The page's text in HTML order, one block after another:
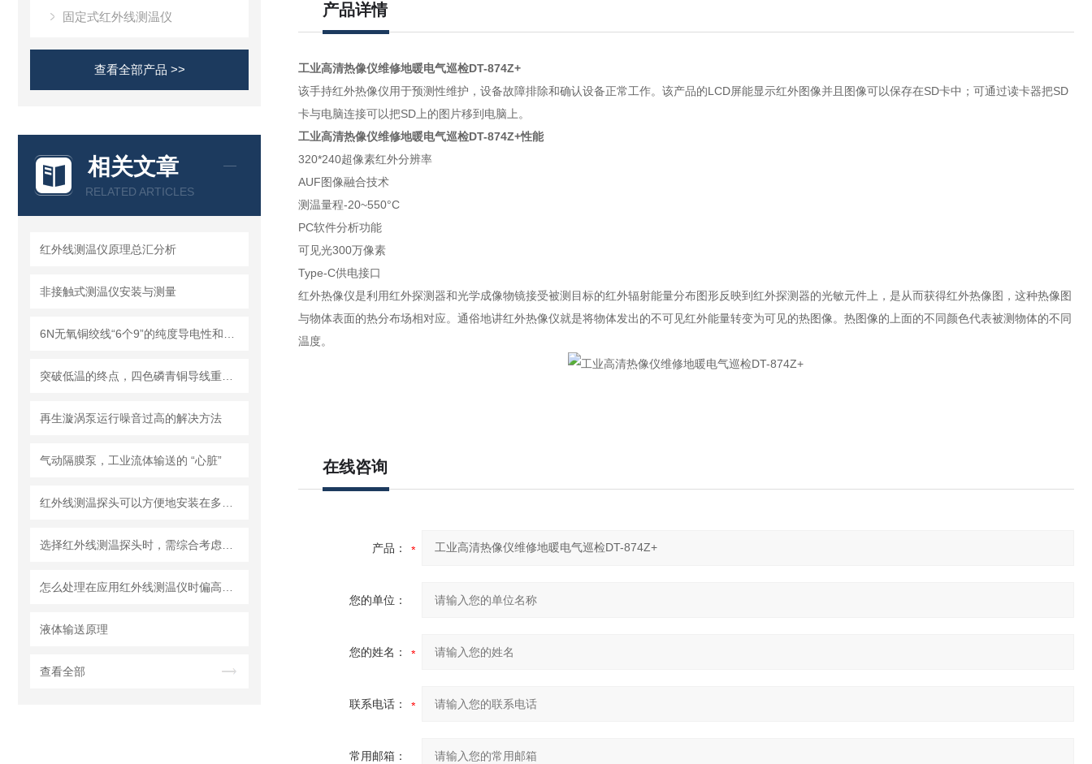
固定式红外线测温仪
查看全部产品 >>
相关文章
RELATED ARTICLES
红外线测温仪原理总汇分析
非接触式测温仪安装与测量
再生漩涡泵运行噪音过高的解决方法
气动隔膜泵，工业流体输送的 “心脏”
液体输送原理
查看全部
产品详情
工业高清热像仪维修地暖电气巡检DT-874Z+
该手持红外热像仪用于预测性维护，设备故障排除和确认设备正常工作。该产品的LCD屏能显示红外图像并且图像可以保存在SD卡中；可通过读卡器把SD
卡与电脑连接可以把SD上的图片移到电脑上。
工业高清热像仪维修地暖电气巡检DT-874Z+性能
320*240超像素红外分辨率
AUF图像融合技术
测温量程-20~550°C
PC软件分析功能
可见光300万像素
Type-C供电接口
红外热像仪是利用红外探测器和光学成像物镜接受被测目标的红外辐射能量分布图形反映到红外探测器的光敏元件上，是从而获得红外热像图，这种热像图
与物体表面的热分布场相对应。通俗地讲红外热像仪就是将物体发出的不可见红外能量转变为可见的热图像。热图像的上面的不同颜色代表被测物体的不同
温度。
在线咨询
产品：
您的单位：
您的姓名：
联系电话：
常用邮箱：